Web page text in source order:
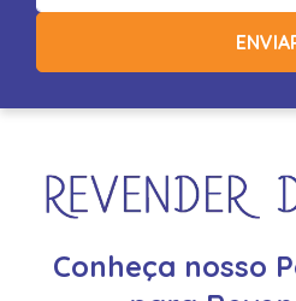
Conheça nosso